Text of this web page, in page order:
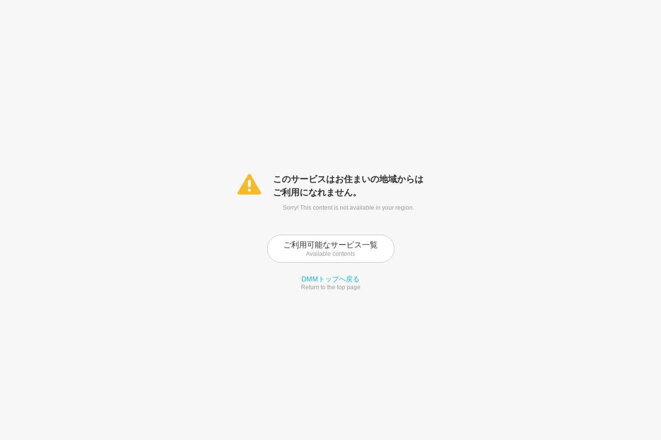
このサービスはお住まいの地域からは
ご利用になれません。
Sorry! This content is not available in your region.
ご利用可能なサービス一覧
Available contents
DMMトップへ戻る
Return to the top page